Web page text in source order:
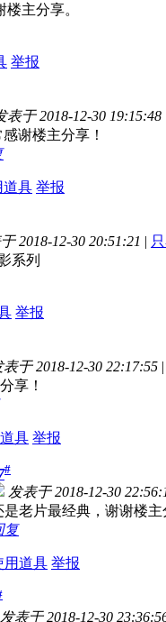
楼主分享。
举报
表于 2018-12-30 19:15:48
谢楼主分享！
道具 举报
2018-12-30 20:51:21 |
系列
举报
表于 2018-12-30 22:17:55 |
享！
具 举报
#
发表于 2018-12-30
是老片最经典，谢谢楼主
复
用道具 举报
发表于 2018-12-30